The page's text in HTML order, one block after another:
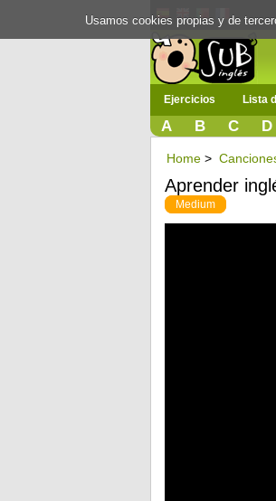
Ejercicios Lista
A B C D
Home >
Aprender
Medium
Usamos cookies propias y de